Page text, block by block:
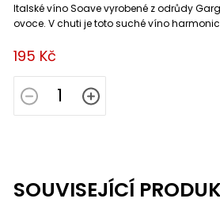
195 Kč
Italské víno Soave vyrobené z odrůdy
ovoce. V chuti je toto suché víno
SOUVISEJÍCÍ